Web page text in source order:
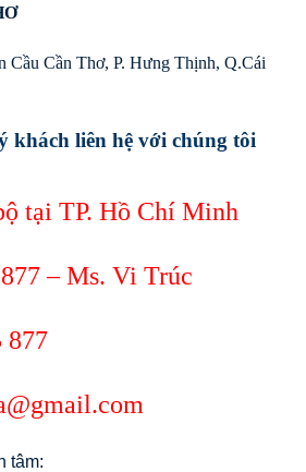
Cần Thơ, P. Hưng Thịnh, Q.Cái
khách liên hệ với chúng tôi
tại TP. Hồ Chí Minh
– Ms. Vi Trúc
877
tâm: